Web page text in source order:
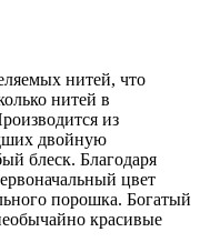
нитей, что
нитей в
из
двойную
блеск. Благодаря
цвет
порошка. Богатый
красивые